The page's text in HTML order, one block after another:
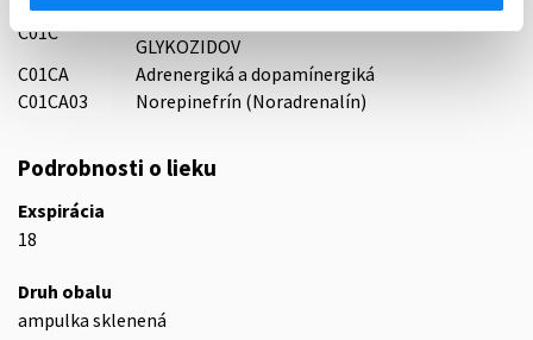
C01C
GLYKOZIDOV
C01CA
Adrenergiká a dopamínergiká
C01CA03
Norepinefrín (Noradrenalín)
Podrobnosti o lieku
Exspirácia
18
Druh obalu
ampulka sklenená